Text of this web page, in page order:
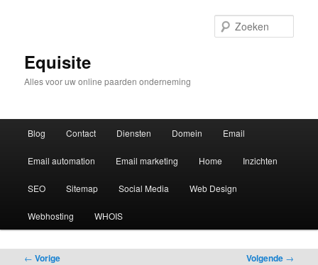
Equisite
Alles voor uw online paarden onderneming
Blog Contact Diensten Domein Email
Email automation Email marketing Home Inzichten
SEO Sitemap Social Media Web Design
Webhosting WHOIS
Bericht
← Vorige Volgende →